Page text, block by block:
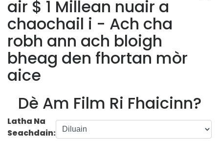
air $ 1 Millean nuair a
chaochail i - Ach cha
robh ann ach bloigh
bheag den fhortan mòr
aice
Dè Am Film Ri Fhaicinn?
Latha Na
Seachdain: